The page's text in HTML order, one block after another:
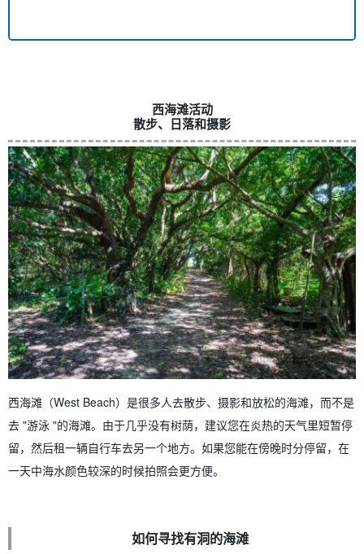
西海滩活动
散步、日落和摄影
西海滩（West Beach）是很多人去散步、摄影和放松的海滩，而不是
去 "游泳 "的海滩。由于几乎没有树荫，建议您在炎热的天气里短暂停
留，然后租一辆自行车去另一个地方。如果您能在傍晚时分停留，在
一天中海水颜色较深的时候拍照会更方便。
如何寻找有洞的海滩